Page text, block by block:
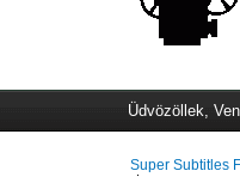
Üdvözöllek,
Super Subtitles